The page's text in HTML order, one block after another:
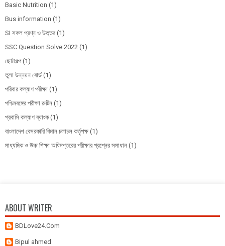
Basic Nutrition (1)
Bus information (1)
SI সকল প্রশ্ন ও উত্তর (1)
SSC Question Solve 2022 (1)
ছোট্টগল্প (1)
তুলা উন্নয়ন বোর্ড (1)
পরিবার কল্যাণ পরীক্ষা (1)
পশ্চিমবঙ্গের পরীক্ষা রুটিন (1)
প্রবাসি কল্যাণ ব্যাংক (1)
বাংলাদেশ বেসরকারি বিমান চলাচল কর্তৃপক্ষ (1)
মাধ্যমিক ও উচ্চ শিক্ষা অধিদপ্তরের পরীক্ষার প্রশ্নের সমাধান (1)
ABOUT WRITER
BDLove24.Com
Bipul ahmed